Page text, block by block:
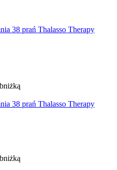
38 prań Thalasso Therapy
38 prań Thalasso Therapy